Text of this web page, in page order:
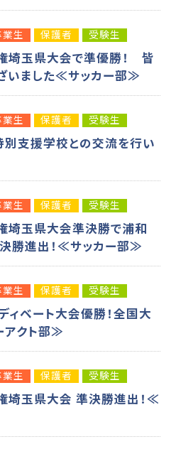
業生 保護者 受験生
埼玉県大会で準優勝！ 皆
いました≪サッカー部≫
業生 保護者 受験生
別支援学校との交流を行い
業生 保護者 受験生
埼玉県大会準決勝で浦和
決勝進出！≪サッカー部≫
業生 保護者 受験生
ィベート大会優勝！全国大
アクト部≫
業生 保護者 受験生
埼玉県大会 準決勝進出！≪